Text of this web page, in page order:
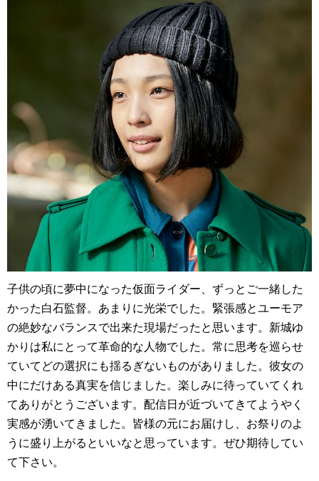
子供の頃に夢中になった仮面ライダー、ずっとご一緒した
かった白石監督。あまりに光栄でした。緊張感とユーモア
の絶妙なバランスで出来た現場だったと思います。新城ゆ
かりは私にとって革命的な人物でした。常に思考を巡らせ
ていてどの選択にも揺るぎないものがありました。彼女の
中にだけある真実を信じました。楽しみに待っていてくれ
てありがとうございます。配信日が近づいてきてようやく
実感が湧いてきました。皆様の元にお届けし、お祭りのよ
うに盛り上がるといいなと思っています。ぜひ期待してい
て下さい。